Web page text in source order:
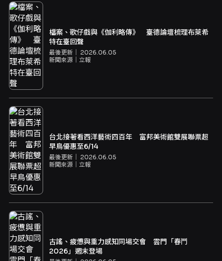
檔案、歌仔戲與《伽利略傳》 臺德論壇梳理布萊希
特在臺回聲
最後更新｜ 2026.06.05
新聞來源｜ 立報
台北接著看西洋藝術四百年 富邦美術館雙展聯票超
早鳥優惠至6/14
最後更新｜ 2026.06.05
新聞來源｜ 立報
古謠、疲憊與重力感知同場交會 雲門「春鬥
2026」週末登場